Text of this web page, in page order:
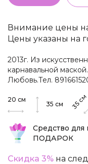
Внимание цены
Цены указаны на
2013г. Из
карнавальной
Любовь.Тел.
20 см
35 см 35см
Средство для
ПОДАРОК
Скидка 3% на